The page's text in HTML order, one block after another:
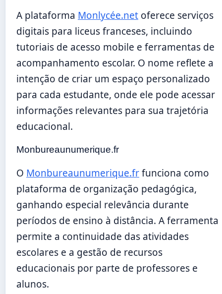
A plataforma Monlycée.net oferece serviços
digitais para liceus franceses, incluindo
tutoriais de acesso mobile e ferramentas de
acompanhamento escolar. O nome reflete a
intenção de criar um espaço personalizado
para cada estudante, onde ele pode acessar
informações relevantes para sua trajetória
educacional.
Monbureaunumerique.fr
O Monbureaunumerique.frfunciona como
plataforma de organização pedagógica,
ganhando especial relevância durante
períodos de ensino à distância. A ferramenta
permite a continuidade das atividades
escolares e a gestão de recursos
educacionais por parte de professores e
alunos.